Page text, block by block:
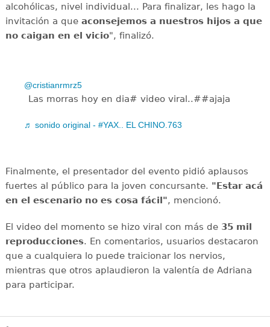
alcohólicas, nivel individual... Para finalizar, les hago la
invitación a que aconsejemos a nuestros hijos a que
no caigan en el vicio", finalizó.
@cristianrmrz5
Las morras hoy en dia# video viral..##ajaja
♬ sonido original - #YAX.. EL CHINO.763
Finalmente, el presentador del evento pidió aplausos
fuertes al público para la joven concursante. "Estar acá
en el escenario no es cosa fácil", mencionó.
El video del momento se hizo viral con más de 35 mil
reproducciones. En comentarios, usuarios destacaron
que a cualquiera lo puede traicionar los nervios,
mientras que otros aplaudieron la valentía de Adriana
para participar.